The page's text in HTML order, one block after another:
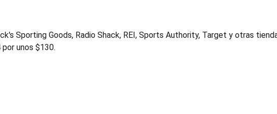
Sporting Goods, Radio Shack, REI, Sports Authority, Target y otras
unos $130.